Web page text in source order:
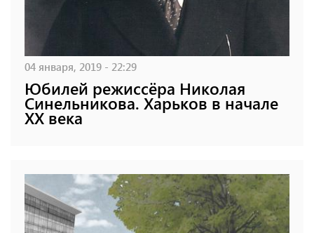
04 января, 2019 - 22:29
Юбилей режиссёра Николая
Синельникова. Харьков в начале
XX века